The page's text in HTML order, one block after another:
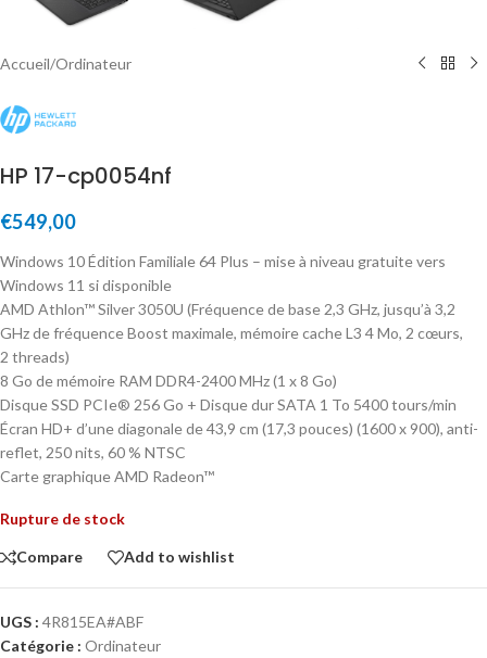
Accueil/Ordinateur
HP 17-cp0054nf
€549,00
Windows 10 Édition Familiale 64 Plus – mise à niveau gratuite vers
Windows 11 si disponible
AMD Athlon™ Silver 3050U (Fréquence de base 2,3 GHz, jusqu’à 3,2
GHz de fréquence Boost maximale, mémoire cache L3 4 Mo, 2 cœurs,
2 threads)
8 Go de mémoire RAM DDR4-2400 MHz (1 x 8 Go)
Disque SSD PCIe® 256 Go + Disque dur SATA 1 To 5400 tours/min
Écran HD+ d’une diagonale de 43,9 cm (17,3 pouces) (1600 x 900), anti-
reflet, 250 nits, 60 % NTSC
Carte graphique AMD Radeon™
Rupture de stock
Compare Add to wishlist
UGS : 4R815EA#ABF
Catégorie : Ordinateur